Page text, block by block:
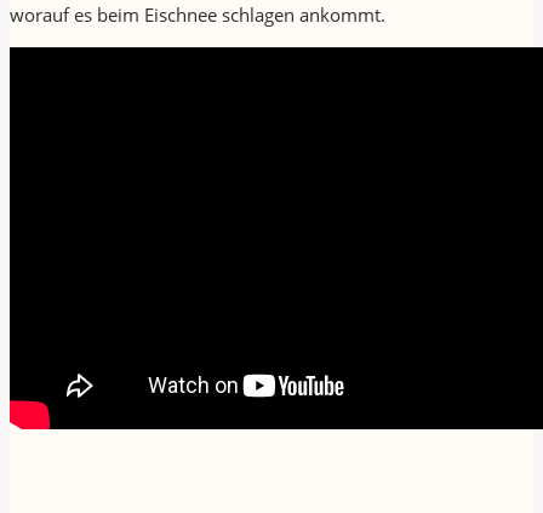
worauf es beim Eischnee schlagen ankommt.